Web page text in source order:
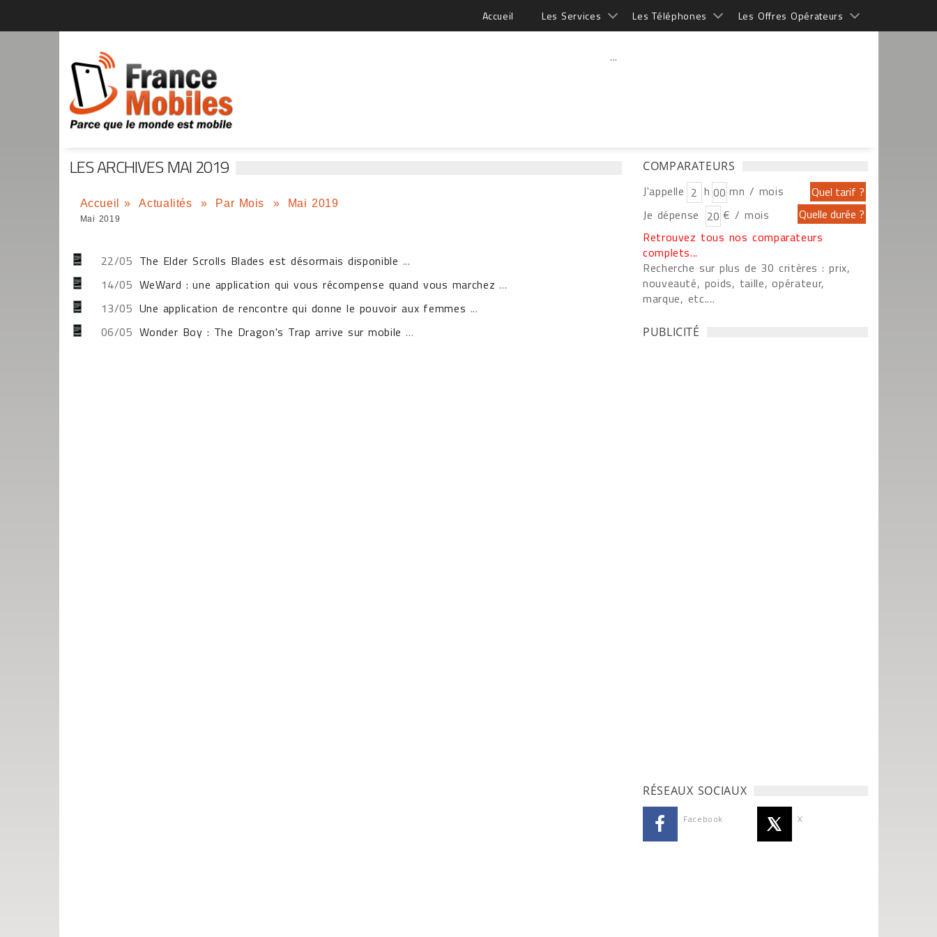
Accueil Les Services Les Téléphones Les Offres Opérateurs
...
LES ARCHIVES MAI 2019
Accueil » Actualités » Par Mois » Mai 2019
Mai 2019
22/05 The Elder Scrolls Blades est désormais disponible ...
14/05 WeWard : une application qui vous récompense quand vous marchez ...
13/05 Une application de rencontre qui donne le pouvoir aux femmes ...
06/05 Wonder Boy : The Dragon's Trap arrive sur mobile ...
COMPARATEURS
J'appelle h
mn / mois
Je dépense
€ / mois
Retrouvez tous nos comparateurs
complets...
Recherche sur plus de 30 critères : prix,
nouveauté, poids, taille, opérateur,
marque, etc....
PUBLICITÉ
RÉSEAUX SOCIAUX
Facebook X